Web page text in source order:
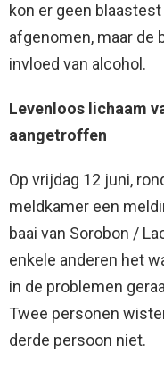
kon er geen
afgenomen, maar de
invloed van alcohol.
Levenloos lichaam
aangetroffen
Op vrijdag 12 juni,
meldkamer een
baai van Sorobon /
enkele anderen het
in de problemen
Twee personen
derde persoon niet.